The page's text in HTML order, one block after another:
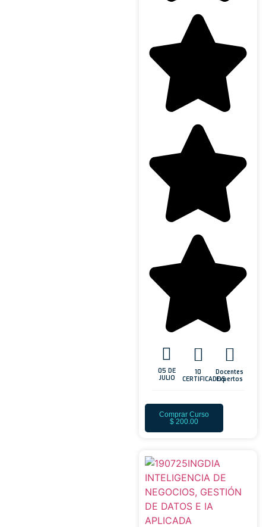
05 DE
JULIO
10
CERTIFICADOS
Docentes
Expertos
Comprar Curso
$ 200.00